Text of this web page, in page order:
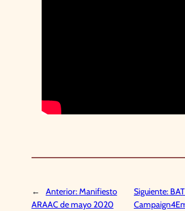
← Anterior:Manifiesto
ARAAC de mayo 2020
Siguiente: